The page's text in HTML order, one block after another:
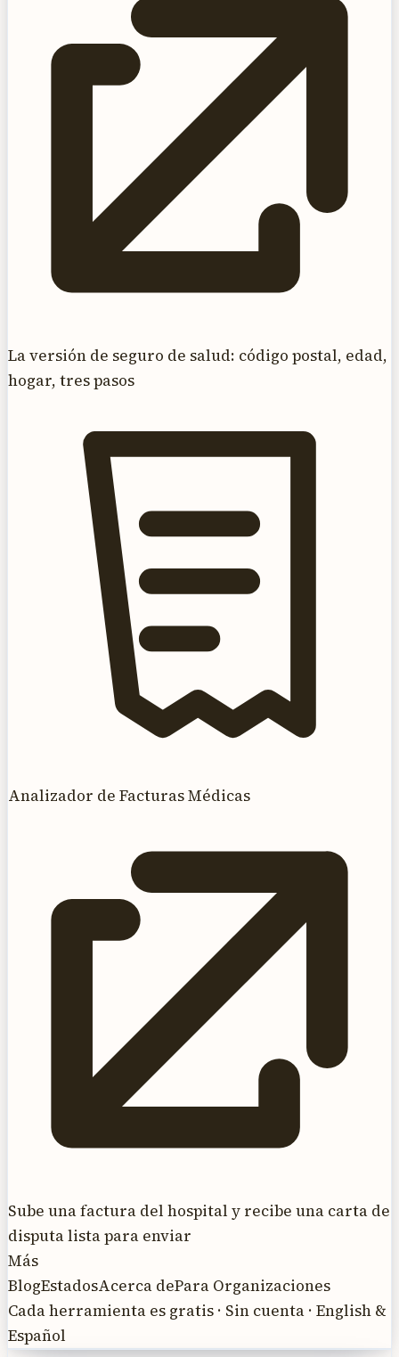
La versión de seguro de salud: código postal, edad,
hogar, tres pasos
Analizador de Facturas Médicas
Sube una factura del hospital y recibe una carta de
disputa lista para enviar
Más
BlogEstadosAcerca dePara Organizaciones
Cada herramienta es gratis · Sin cuenta · English &
Español